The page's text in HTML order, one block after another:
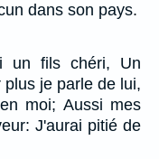
dans son pays.
un fils chéri, Un
je parle de lui,
moi; Aussi mes
J'aurai pitié de